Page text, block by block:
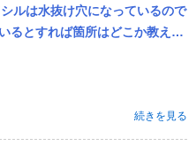
ルは水抜け穴になっているので
るとすれば箇所はどこか教えて
続きを見る